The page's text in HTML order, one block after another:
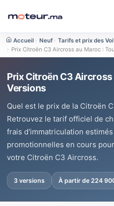
Accueil › Neuf › Tarifs et prix des
› Prix Citroën C3 Aircross au Maroc :
Prix Citroën C3
Versions
Quel est le prix de la Citroën
Retrouvez le tarif officiel de
frais d'immatriculation
promotionnelles en cours
votre Citroën C3 Aircross.
3 versions À partir de 224